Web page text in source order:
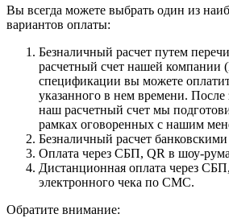
Вы всегда можете выбрать один из
вариантов оплаты:
Безналичный расчет путем
расчетный счет нашей компании
спецификации вы можете
указанного в нем времени. После
наш расчетный счет мы
рамках оговоренных с нашим
Безналичный расчет
Оплата через СБП, QR в шоу-
Дистанционная оплата через
электронного чека по СМС.
Обратите внимание: